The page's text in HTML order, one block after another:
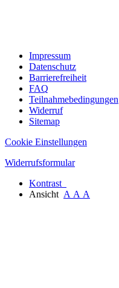
Impressum
Datenschutz
Barrierefreiheit
FAQ
Teilnahmebedingungen
Widerruf
Sitemap
Cookie Einstellungen
Widerrufsformular
Kontrast
Ansicht A A A